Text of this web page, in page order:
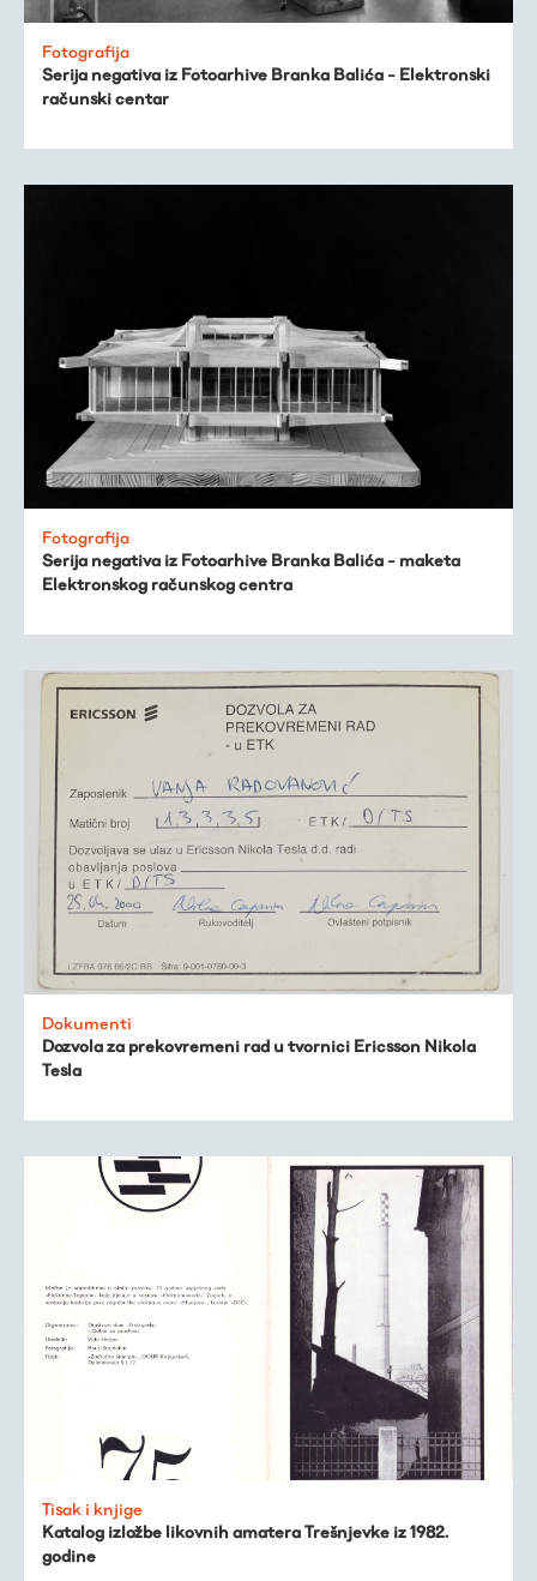
Fotografija
Serija negativa iz Fotoarhive Branka Balića - Elektronski
računski centar
Fotografija
Serija negativa iz Fotoarhive Branka Balića - maketa
Elektronskog računskog centra
Dokumenti
Dozvola za prekovremeni rad u tvornici Ericsson Nikola
Tesla
Tisak i knjige
Katalog izložbe likovnih amatera Trešnjevke iz 1982.
godine